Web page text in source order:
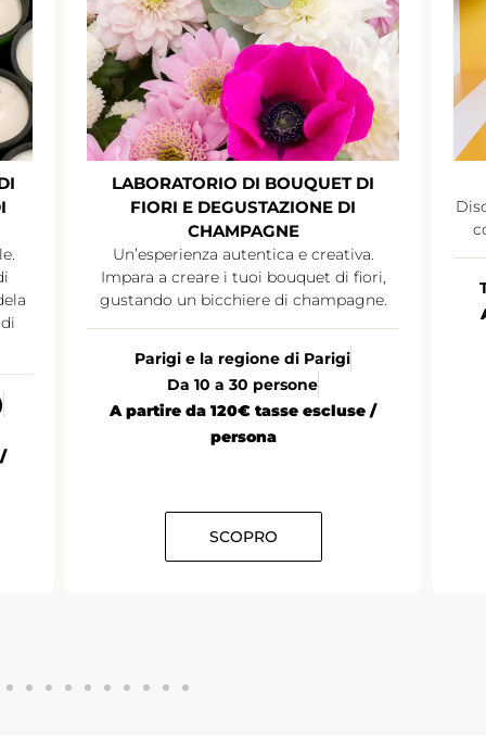
LABORATORIO DI BOUQUET DI
FIORI E DEGUSTAZIONE DI
CHAMPAGNE
Un’esperienza autentica e creativa.
Impara a creare i tuoi bouquet di fiori,
gustando un bicchiere di champagne.
Parigi e la regione di Parigi
Da 10 a 30 persone
A partire da 120€ tasse escluse /
persona
SCOPRO